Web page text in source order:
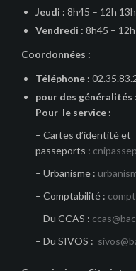
Jeudi : 8h45 – 12h
Vendredi : 8h45 –
Coordonnées :
Téléphone :
pour des généralités :
Pour le service :
– Cartes d’identité et
passeports :
– Urbanisme :
– Comptabilité :
– Du CCAS :
– Du SIVOS :